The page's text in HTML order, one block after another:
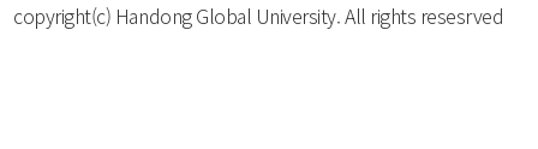
copyright(c) Handong Global University. All rights resesrved